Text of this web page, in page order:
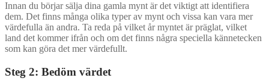
Innan du börjar sälja dina gamla mynt är det viktigt att identifiera
dem. Det finns många olika typer av mynt och vissa kan vara mer
värdefulla än andra. Ta reda på vilket år myntet är präglat, vilket
land det kommer ifrån och om det finns några speciella kännetecken
som kan göra det mer värdefullt.
Steg 2: Bedöm värdet